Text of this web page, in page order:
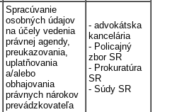
Spracúvanie
osobných údajov
na účely vedenia
právnej agendy,
preukazovania,
uplatňovania
a/alebo
obhajovania
právnych nárokov
prevádzkovateľa
- advokátska
kancelária
- Policajný
zbor SR
- Prokuratúra
SR
- Súdy SR